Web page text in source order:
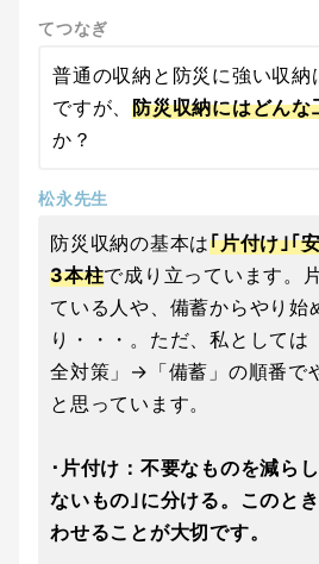
てつなぎ
普通の収納と防災に強い収納
ですが、 防災収納にはどんな
か？
松永先生
防災収納の基本は｢片付け｣｢
3本柱で成り立っています。
ている人や、備蓄からやり始
り・・・。ただ、私として
全対策」→「備蓄」の順番で
と思っています。
･片付け：不要なものを減ら
ないもの｣に分ける。このと
わせることが大切です。